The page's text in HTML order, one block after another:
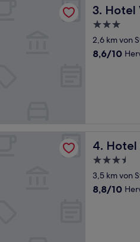
3. Hotel
Hotel
3.0-
Sterne-
Unterkunft
2,6 km von
8.6
8,6/10
4. Hotel
Hotel
3.5-
Sterne-
Unterkunft
3,5 km von
8.8
8,8/10